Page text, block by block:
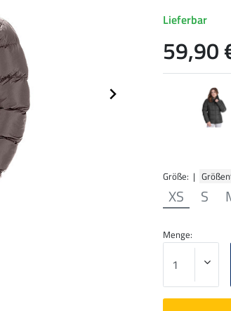
Größe: |
XS S
Lieferbar
59,90
Menge: